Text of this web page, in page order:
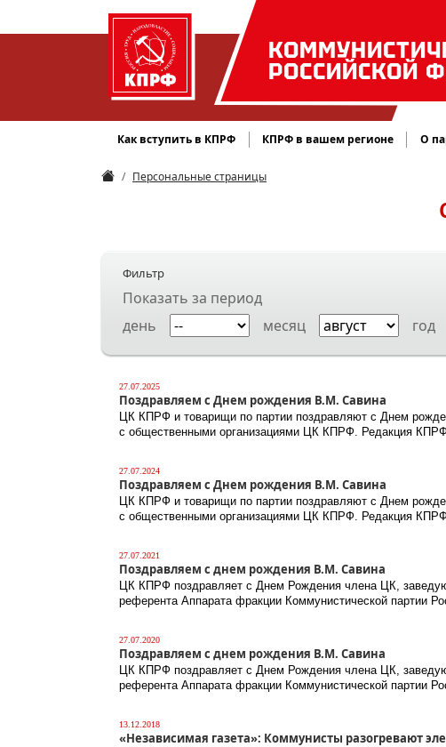
РОССИЙСКОЙ
Как вступить в КПРФ КПРФ в вашем регионе О
Персональные страницы
Фильтр
Показать за период
день
месяц год
27.07.2025
Поздравляем с Днем рождения В.М. Савина
ЦК КПРФ и товарищи по партии поздравляют с Днем
с общественными организациями ЦК КПРФ. Редакция
27.07.2024
Поздравляем с Днем рождения В.М. Савина
ЦК КПРФ и товарищи по партии поздравляют с Днем
с общественными организациями ЦК КПРФ. Редакция
27.07.2021
Поздравляем с днем рождения В.М. Савина
ЦК КПРФ поздравляет с Днем Рождения члена ЦК,
референта Аппарата фракции Коммунистической партии
27.07.2020
Поздравляем с днем рождения В.М. Савина
ЦК КПРФ поздравляет с Днем Рождения члена ЦК,
референта Аппарата фракции Коммунистической партии
13.12.2018
«Независимая газета»: Коммунисты разогревают